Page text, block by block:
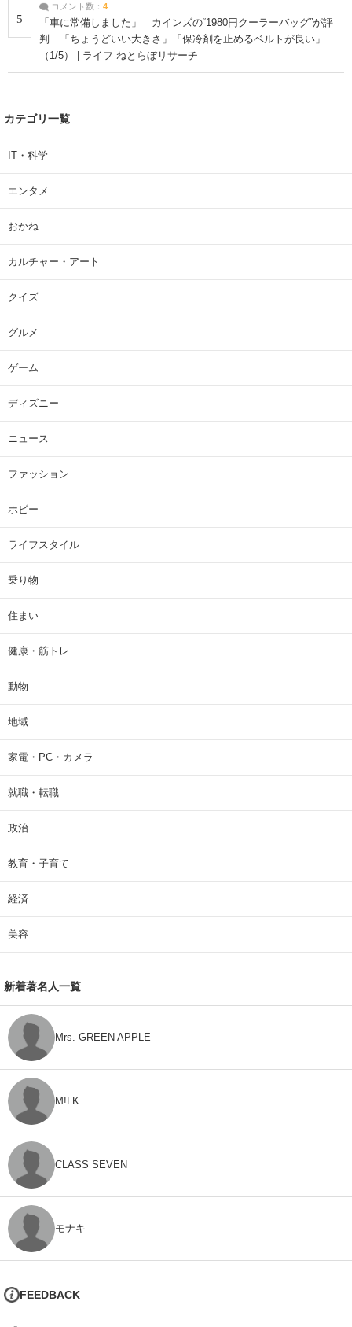
5
コメント数： 4
「車に常備しました」 カインズの“1980円クーラーバッグ”が評
判 「ちょうどいい大きさ」「保冷剤を止めるベルトが良い」
（1/5） | ライフ ねとらぼリサーチ
カテゴリ一覧
IT・科学
エンタメ
おかね
カルチャー・アート
クイズ
グルメ
ゲーム
ディズニー
ニュース
ファッション
ホビー
ライフスタイル
乗り物
住まい
健康・筋トレ
動物
地域
家電・PC・カメラ
就職・転職
政治
教育・子育て
経済
美容
新着著名人一覧
Mrs. GREEN APPLE
M!LK
CLASS SEVEN
モナキ
FEEDBACK